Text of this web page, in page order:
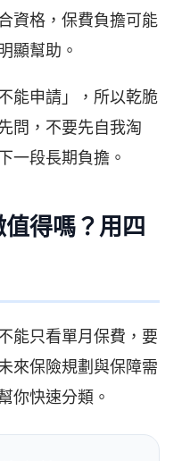
資格，保費負擔可能
顯幫助。
能申請」，所以乾脆
問，不要先自我淘
一段長期負擔。
得嗎？用四
能只看單月保費，要
來保險規劃與保障需
你快速分類。